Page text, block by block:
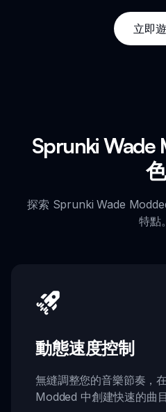
立即
Sprunki Wade
色
探索 Sprunki Wade
特點。
動態速度控制
無縫調整您的音樂節奏，
Modded 中創建快速的曲